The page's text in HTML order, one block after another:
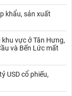
khẩu, sản xuất
vực ở Tân Hưng,
và Bến Lức mất
USD cổ phiếu,